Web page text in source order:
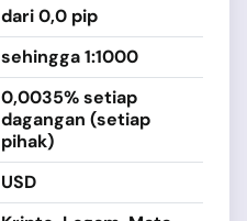
dari 0,0 pip
sehingga 1:1000
0,0035% setiap
dagangan (setiap
pihak)
USD